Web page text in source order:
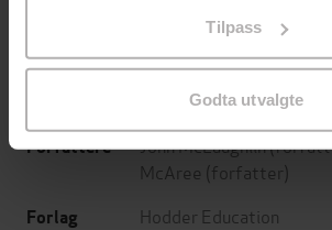
Tilpass
Godta utvalgte
Forfattere John McLaughlin
McAree (forfatter)
Forlag Hodder Education